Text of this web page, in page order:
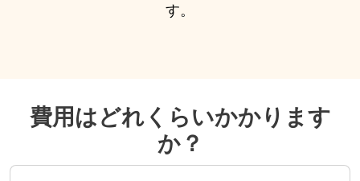
す。
費用はどれくらいかかります
か？